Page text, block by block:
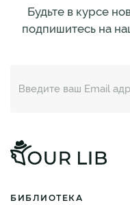
Будьте в курсе
подпишитесь на
БИБЛИОТЕКА